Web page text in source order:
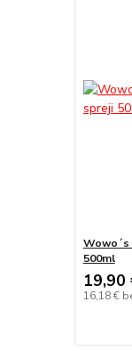
500ml
19,90
16,18 €